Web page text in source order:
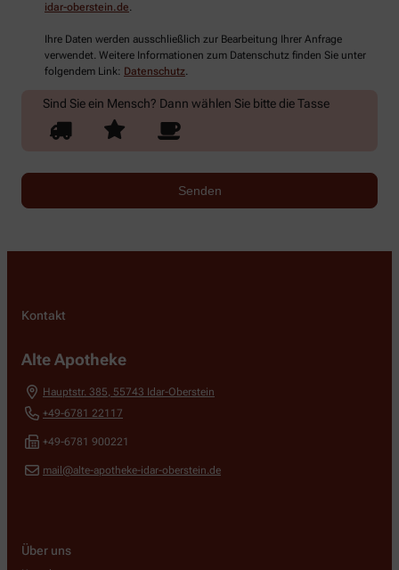
idar-oberstein.de.
Ihre Daten werden ausschließlich zur Bearbeitung Ihrer Anfrage
verwendet. Weitere Informationen zum Datenschutz finden Sie unter
folgendem Link: Datenschutz.
Sind Sie ein Mensch? Dann wählen Sie bittedie Tasse
Kontakt
Alte Apotheke
Hauptstr. 385, 55743 Idar-Oberstein
+49-6781 22117
+49-6781 900221
mail@alte-apotheke-idar-oberstein.de
Über uns